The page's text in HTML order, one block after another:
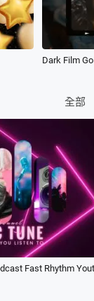
Dark Film
全部